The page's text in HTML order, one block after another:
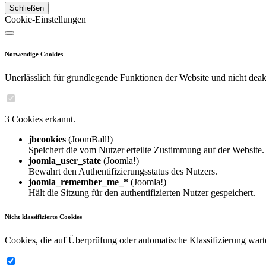
Schließen
Cookie-Einstellungen
Notwendige Cookies
Unerlässlich für grundlegende Funktionen der Website und nicht
3 Cookies erkannt.
jbcookies (JoomBall!)
Speichert die vom Nutzer erteilte Zustimmung auf der Website.
joomla_user_state (Joomla!)
Bewahrt den Authentifizierungsstatus des Nutzers.
joomla_remember_me_* (Joomla!)
Hält die Sitzung für den authentifizierten Nutzer gespeichert.
Nicht klassifizierte Cookies
Cookies, die auf Überprüfung oder automatische Klassifizierung